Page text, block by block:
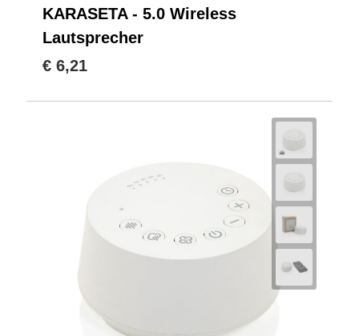
KARASETA - 5.0 Wireless
Lautsprecher
€ 6,21